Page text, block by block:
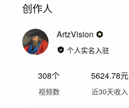
创作人
ArtzVision
个人实名入驻
308个
视频数
5624.78元
近30天收入